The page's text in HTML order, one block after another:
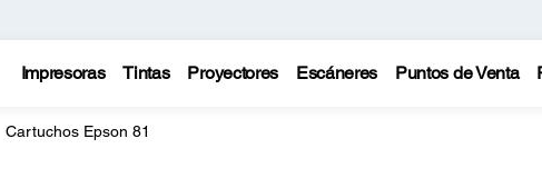
Impresoras Tintas Proyectores Escáneres Puntos de Venta
Cartuchos Epson 81